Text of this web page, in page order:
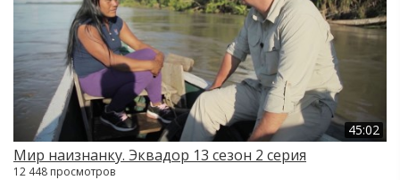
45:02
Мир наизнанку. Эквадор 13 сезон 2 серия
12 448 просмотров